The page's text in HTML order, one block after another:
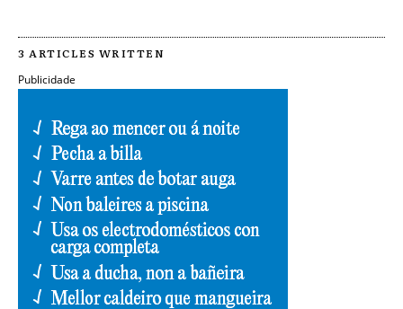
3 ARTICLES WRITTEN
Publicidade